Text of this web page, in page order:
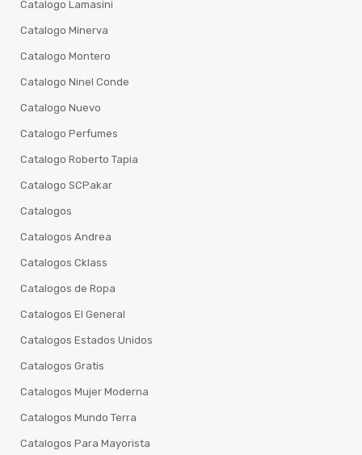
Catalogo Lamasini
Catalogo Minerva
Catalogo Montero
Catalogo Ninel Conde
Catalogo Nuevo
Catalogo Perfumes
Catalogo Roberto Tapia
Catalogo SCPakar
Catalogos
Catalogos Andrea
Catalogos Cklass
Catalogos de Ropa
Catalogos El General
Catalogos Estados Unidos
Catalogos Gratis
Catalogos Mujer Moderna
Catalogos Mundo Terra
Catalogos Para Mayorista